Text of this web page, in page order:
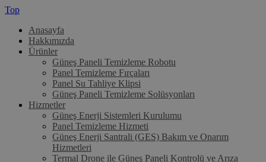
Top
Anasayfa
Hakkımızda
Ürünler
Güneş Paneli Temizleme Robotu
Panel Temizleme Fırçaları
Panel Su Tahliye Klipsi
Güneş Paneli Temizleme Solüsyonları
Hizmetler
Güneş Enerji Sistemleri Kurulumu
Panel Temizleme Hizmeti
Güneş Enerji Santrali (GES) Bakım ve Onarım
Hizmetleri
Termal Drone ile Güneş Paneli Kontrolü ve Arıza